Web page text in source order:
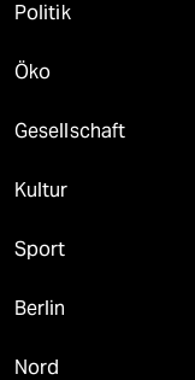
Politik
Öko
Gesellschaft
Kultur
Sport
Berlin
Nord